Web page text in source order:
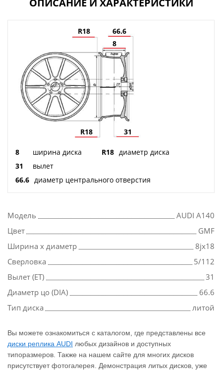
R18
66.6
8
R18 31
8 ширина диска R18 диаметр диска
31
вылет
66.6 диаметр центрального отверстия
Модель
AUDI A140
Цвет
GMF
Ширина х диаметр
8jx18
Сверловка
5/112
Вылет (ET)
31
Диаметр цо (DIA)
66.6
Тип диска
литой
Вы можете ознакомиться с каталогом, где представлены все
диски реплика AUDI любых дизайнов и доступных
типоразмеров. Также на нашем сайте для многих дисков
присутствует фотогалерея. Демонстрация литых дисков, уже